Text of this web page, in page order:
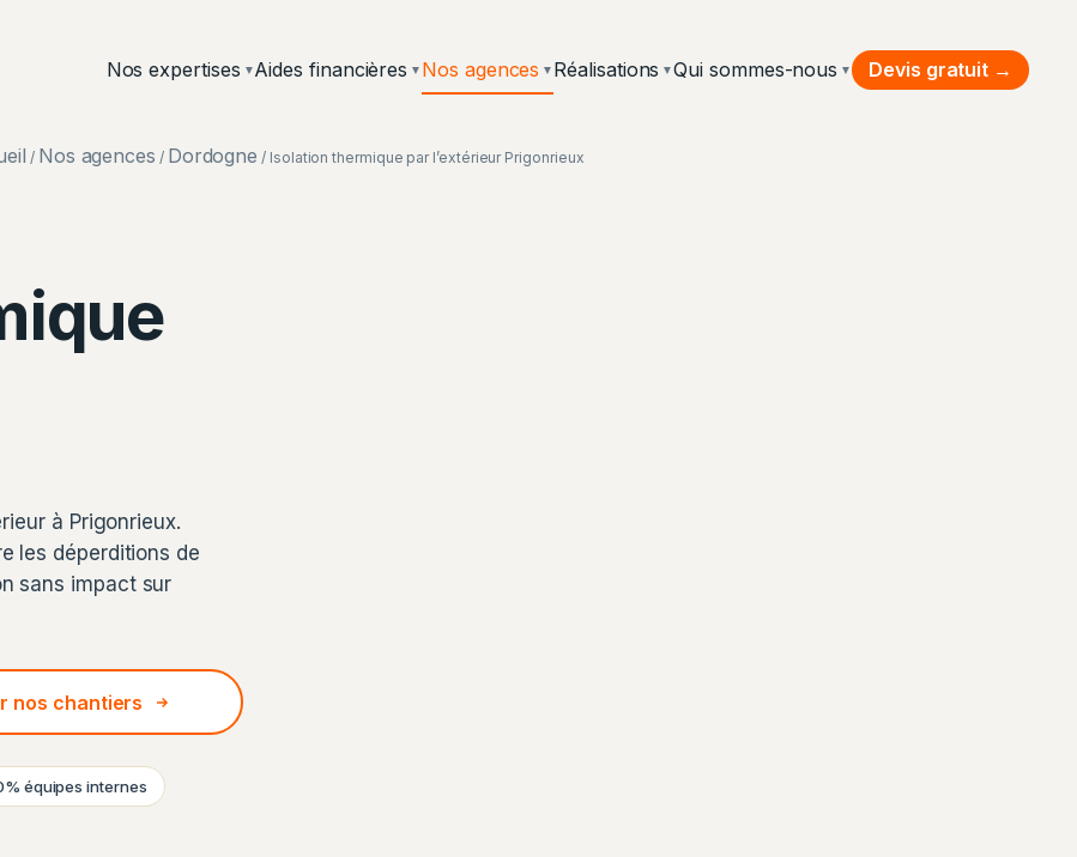
Nos expertises ▼Aides financières ▼ Nos agences ▼ Réalisations ▼Qui sommes-nous ▼ Devis gratuit →
/ Nos agences / Dordogne / Isolation thermique par l’extérieur Prigonrieux
à Prigonrieux.
les déperditions de
sans impact sur
nos chantiers
équipes internes